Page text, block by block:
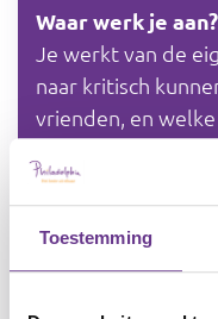
Toestemming
Waar werk je aan?
Je werkt van de
naar kritisch
vrienden, en
liggen? Je kijkt
welke vind je leuk,
‘wat vertrouwen is
Dan oefen je met
Hierbij hoort het
dus niet